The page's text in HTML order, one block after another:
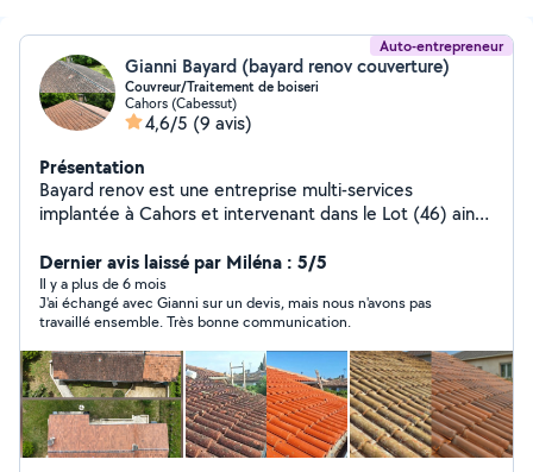
Auto-entrepreneur
Gianni Bayard (bayard renov couverture)
Couvreur/Traitement de boiseri
Cahors (Cabessut)
4,6/5 (9 avis)
Présentation
Bayard renov est une entreprise multi-services
implantée à Cahors et intervenant dans le Lot (46) ainsi
résultat de qualité lors de mes interventions, j'utilise des
équipements et des produits hauts de gamme afin de
répondre à vos besoins et vos exigences. Je propose
des prestations aussi bien pour les particuliers que pour
les professionnels. Découvrez juste en-dessous les
services que je pourrai vous apporter ! Démoussage et
hydrofugation de toiture Démoussage et hydrofugation
de façade Démoussage et hydrofugation de terrasse
Nettoyage général de l'habitat" Devis et déplacement
Dernier avis laissé par Miléna : 5/5
Il y a plus de 6 mois
J'ai échangé avec Gianni sur un devis, mais nous n'avons pas
travaillé ensemble. Très bonne communication.